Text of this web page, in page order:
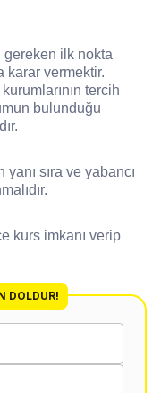
ilk nokta
karar vermektir.
tercih
bulunduğu
sıra ve yabancı
kurs imkanı verip
DOLDUR!